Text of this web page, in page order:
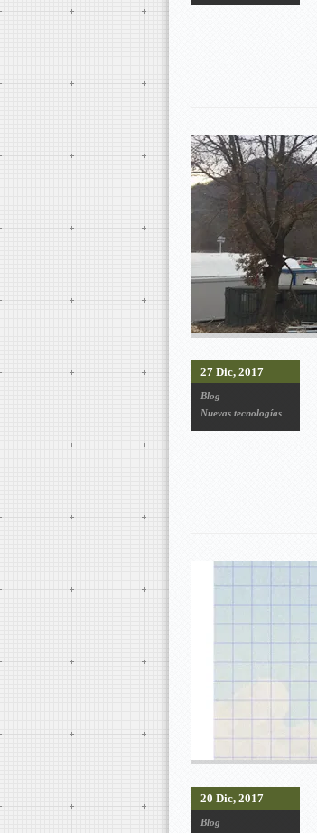
27 Dic, 2017
Blog
Nuevas tecnologías
20 Dic, 2017
Blog